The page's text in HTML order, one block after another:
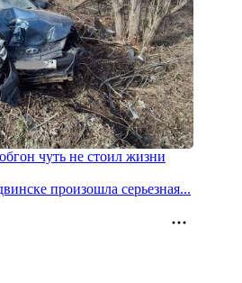
чуть не стоил жизни
произошла серьезная...